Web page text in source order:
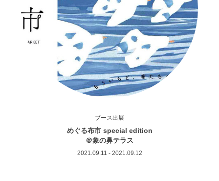
ブース出展
めぐる布市 special edition
＠象の鼻テラス
2021.09.11 - 2021.09.12